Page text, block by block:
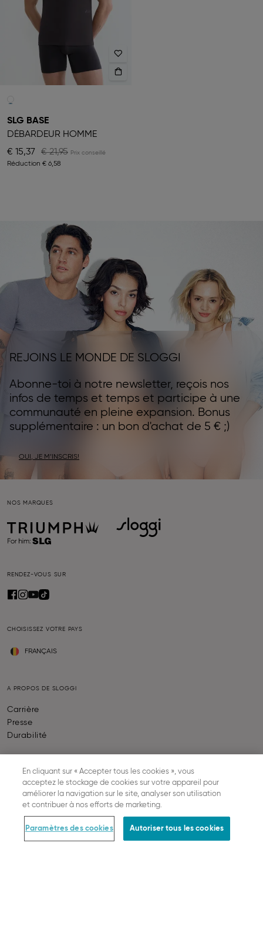
SLG BASE
DÉBARDEUR HOMME
€ 15,37
€ 21,95
Réduction € 6,58
REJOINS LE MONDE DE SLOGGI
Abonne-toi à notre newsletter, reçois nos
infos de temps et temps et participe à une
communauté en pleine expansion. Bonus
supplémentaire : un bon d'achat de 5 € ;)
OUI, JE M’INSCRIS!
NOS MARQUES
RENDEZ-VOUS SUR
CHOISISSEZ VOTRE PAYS
FRANÇAIS
A PROPOS DE SLOGGI
Carrière
Presse
Durabilité
AIDE & INFORMATION
Contactez-nous
Calculateur de taille
SLOGGI ABC
En cliquant sur « Accepter tous les cookies », vous
acceptez le stockage de cookies sur votre appareil pour
améliorer la navigation sur le site, analyser son utilisation
et contribuer à nos efforts de marketing.
Paramètres des cookies Autoriser tous les cookies